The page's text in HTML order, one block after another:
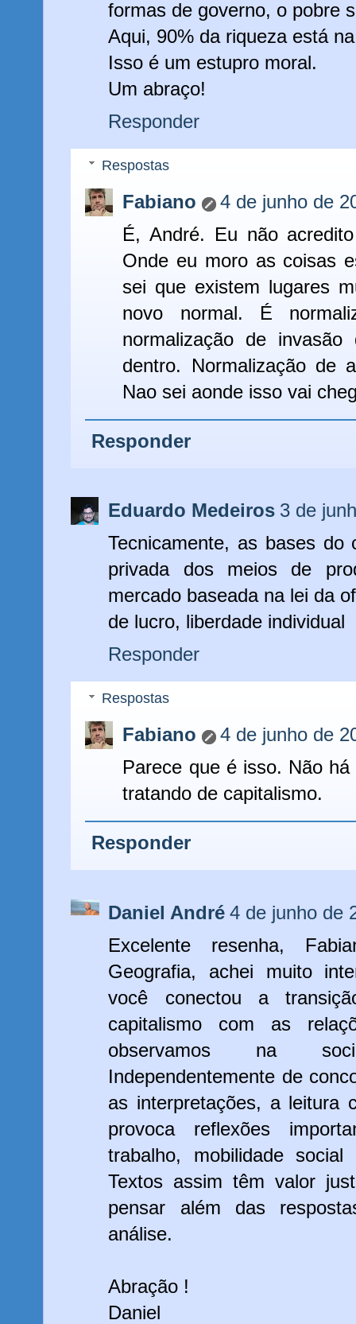
formas de governo, o pobre
Aqui, 90% da riqueza está
Isso é um estupro moral.
Um abraço!
Responder
Respostas
Fabiano
4 de junho de
É, André. Eu não
Onde eu moro as coisas
sei que existem lugares
novo normal. É
normalização de
dentro. Normalização de
Nao sei aonde isso vai
Responder
Eduardo Medeiros 3 de
Tecnicamente, as bases do
privada dos meios de
mercado baseada na lei da
de lucro, liberdade individual
Responder
Respostas
Fabiano
4 de junho de
Parece que é isso. Não
tratando de capitalismo.
Responder
Daniel André 4 de junho de
Excelente resenha,
Geografia, achei muito
você conectou a
capitalismo com as
observamos na
Independentemente de
as interpretações, a leitura
provoca reflexões
trabalho, mobilidade
Textos assim têm valor
pensar além das
análise.
Abração !
Daniel